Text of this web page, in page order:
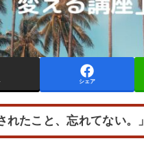
シェア
れたこと、忘れてない。」